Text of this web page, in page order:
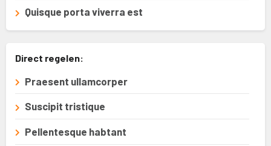
Quisque porta viverra est
Direct regelen:
Praesent ullamcorper
Suscipit tristique
Pellentesque habtant